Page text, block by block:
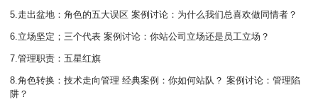
5.走出盆地：角色的五大误区 案例讨论：为什么我们总喜欢做同情者？
6.立场坚定；三个代表 案例讨论：你站公司立场还是员工立场？
7.管理职责：五星红旗
8.角色转换：技术走向管理 经典案例：你如何站队？ 案例讨论：管理陷
阱？